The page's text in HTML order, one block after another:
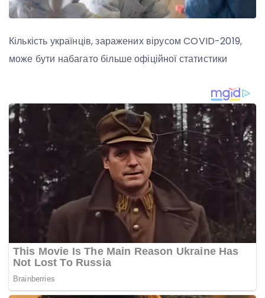
Кількість українців, заражених вірусом COVID-2019,
може бути набагато більше офіційної статистики